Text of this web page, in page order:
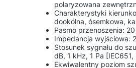
polaryzowana
Charakterystyki
dookólna, ósemkowa,
Pasmo przenoszenia:
Impedancja wyjściowa:
Stosunek sygnału do
dB, 1 kHz, 1 Pa
Ekwiwalentny poziom